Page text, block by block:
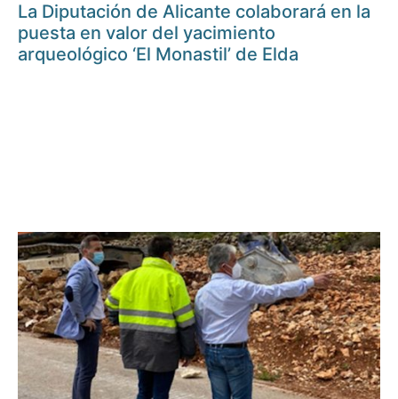
La Diputación de Alicante colaborará en la
puesta en valor del yacimiento
arqueológico ‘El Monastil’ de Elda